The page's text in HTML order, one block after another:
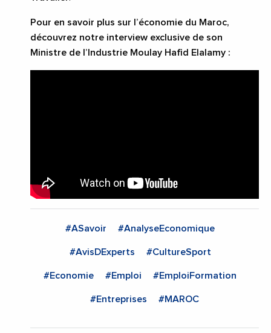
Pour en savoir plus sur l’économie du Maroc,
découvrez notre interview exclusive de son
Ministre de l’Industrie Moulay Hafid Elalamy :
#ASavoir #AnalyseEconomique
#AvisDExperts #CultureSport
#Economie #Emploi #EmploiFormation
#Entreprises #MAROC